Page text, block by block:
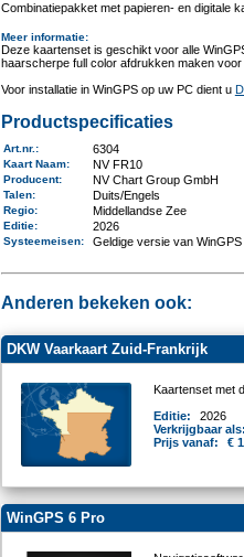
Combinatiepakket met papieren- en digitale
Meer informatie:
Deze kaartenset is geschikt voor alle
haarscherpe full color afdrukken maken
Voor installatie in WinGPS op uw PC dient u
Productspecificaties
Art.nr. : 6304
Kaart Naam: NV FR10
Producent: NV Chart Group GmbH
Talen: Duits/Engels
Regio: Middellandse Zee
Editie: 2026
Systeemeisen: Geldige versie van WinGPS
Anderen bekeken ook:
DKW Vaarkaart Zuid-Frankrijk
Kaartenset met
Editie:
2026
Verkrijgbaar
Prijs vanaf:
€
WinGPS 6 Pro